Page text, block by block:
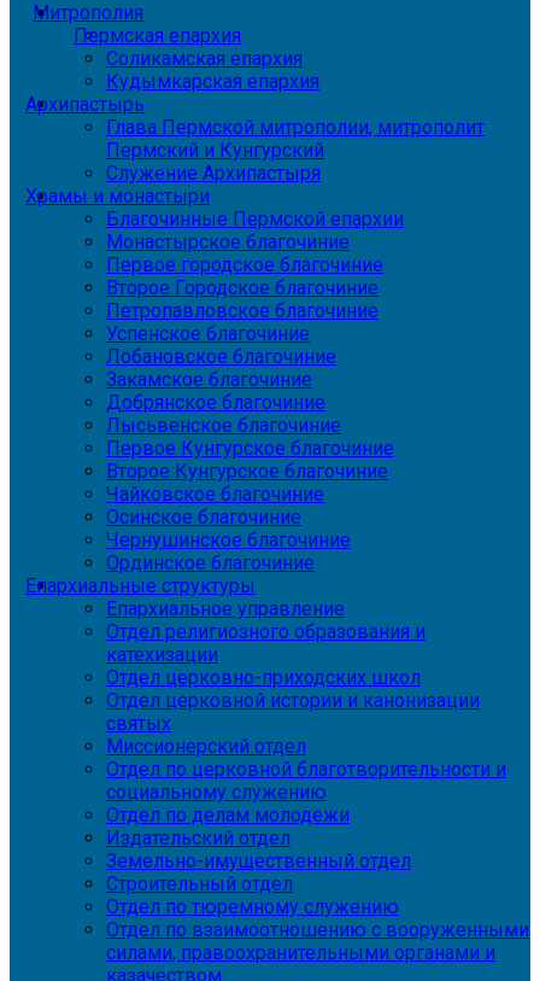
Митрополия
Пермская епархия
Соликамская епархия
Кудымкарская епархия
Архипастырь
Глава Пермской митрополии, митрополит
Пермский и Кунгурский
Служение Архипастыря
Храмы и монастыри
Благочинные Пермской епархии
Монастырское благочиние
Первое городское благочиние
Второе Городское благочиние
Петропавловское благочиние
Успенское благочиние
Лобановское благочиние
Закамское благочиние
Добрянское благочиние
Лысьвенское благочиние
Первое Кунгурское благочиние
Второе Кунгурское благочиние
Чайковское благочиние
Осинское благочиние
Чернушинское благочиние
Ординское благочиние
Епархиальные структуры
Епархиальное управление
Отдел религиозного образования и
катехизации
Отдел церковно-приходских школ
Отдел церковной истории и канонизации
святых
Миссионерский отдел
Отдел по церковной благотворительности и
социальному служению
Отдел по делам молодежи
Издательский отдел
Земельно-имущественный отдел
Строительный отдел
Отдел по тюремному служению
Отдел по взаимоотношению с вооруженными
силами, правоохранительными органами и
казачеством